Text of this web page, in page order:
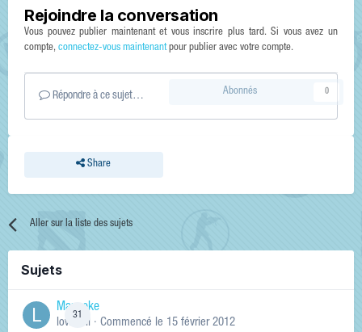
Rejoindre la conversation
Vous pouvez publier maintenant et vous inscrire plus tard. Si vous avez un
compte, connectez-vous maintenantpour publier avec votre compte.
Répondre à ce sujet…
Share
Abonnés 0
Aller sur la liste des sujets
Sujets
31
Manneke
lowskill · Commencé le 15 février 2012